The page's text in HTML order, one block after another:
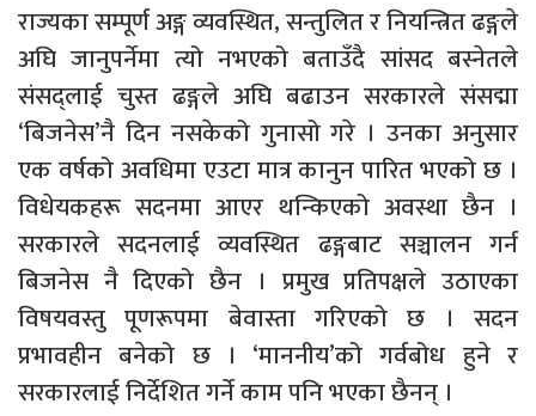
राज्यका सम्पूर्ण अङ्ग व्यवस्थित, सन्तुलित र नियन्त्रित ढङ्गले
अघि जानुपर्नेमा त्यो नभएको बताउँदै सांसद बस्नेतले
संसद्लाई चुस्त ढङ्गले अघि बढाउन सरकारले संसद्मा
‘बिजनेस’नै दिन नसकेको गुनासो गरे । उनका अनुसार
एक वर्षको अवधिमा एउटा मात्र कानुन पारित भएको छ ।
विधेयकहरू सदनमा आएर थन्किएको अवस्था छैन ।
सरकारले सदनलाई व्यवस्थित ढङ्गबाट सञ्चालन गर्न
बिजनेस नै दिएको छैन । प्रमुख प्रतिपक्षले उठाएका
विषयवस्तु पूणरूपमा बेवास्ता गरिएको छ । सदन
प्रभावहीन बनेको छ । ‘माननीय’को गर्वबोध हुने र
सरकारलाई निर्देशित गर्ने काम पनि भएका छैनन् ।